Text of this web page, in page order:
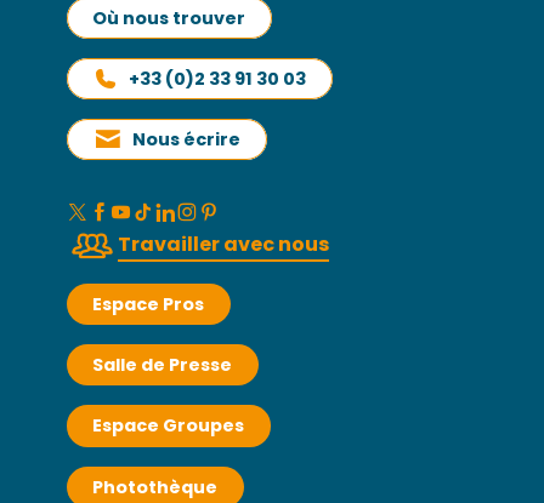
Où nous trouver
+33 (0)2 33 91 30 03
Nous écrire
Travailler avec nous
Espace Pros
Salle de Presse
Espace Groupes
Photothèque